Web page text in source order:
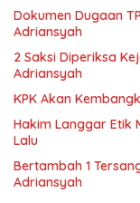
Dokumen Dugaan
Adriansyah
2 Saksi Diperiksa
Adriansyah
KPK Akan
Hakim Langgar Etik
Lalu
Bertambah 1
Adriansyah